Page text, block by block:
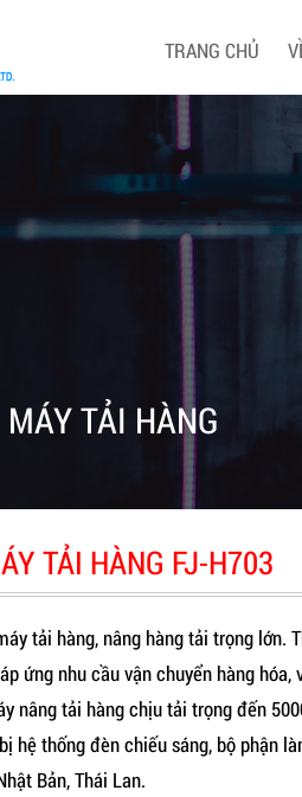
TRANG CHỦ
TẢI HÀNG
TẢI HÀNG FJ-H703
tải hàng, nâng hàng tải trọng lớn.
ứng nhu cầu vận chuyển hàng
nâng tải hàng chịu tải trọng đến
hệ thống đèn chiếu sáng, bộ phận
Bản, Thái Lan.